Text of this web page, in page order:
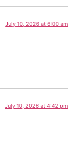
July 10, 2026 at 6:00 am
July 10, 2026 at 4:42 pm